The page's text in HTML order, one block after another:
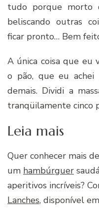
tudo porque morto
beliscando outras
ficar pronto… Bem
A única coisa que eu
o pão, que eu achei
demais. Dividi a
tranqüilamente cinco
Leia mais
Quer conhecer mais
um hambúrguer
aperitivos incríveis?
Lanches, disponível em